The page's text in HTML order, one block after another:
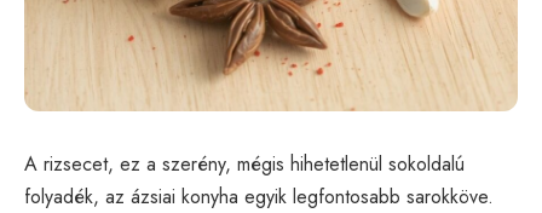
A rizsecet, ez a szerény, mégis hihetetlenül sokoldalú
folyadék, az ázsiai konyha egyik legfontosabb sarokköve.